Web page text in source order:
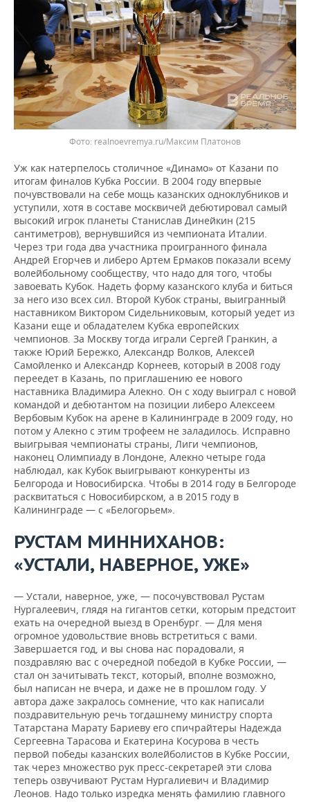
realnoevremya.ru/Максим Платонов
Уж как натерпелось столичное «Динамо» от Казани по
итогам финалов Кубка России. В 2004 году впервые
почувствовали на себе мощь казанских одноклубников и
уступили, хотя в составе москвичей дебютировал самый
высокий игрок планеты Станислав Динейкин (215
сантиметров), вернувшийся из чемпионата Италии.
Через три года два участника проигранного финала
Андрей Егорчев и либеро Артем Ермаков показали всему
волейбольному сообществу, что надо для того, чтобы
завоевать Кубок. Надеть форму казанского клуба и биться
за него изо всех сил. Второй Кубок страны, выигранный
наставником Виктором Сидельниковым, который уедет из
Казани еще и обладателем Кубка европейских
чемпионов. За Москву тогда играли Сергей Гранкин, а
также Юрий Бережко, Александр Волков, Алексей
Самойленко и Александр Корнеев, который в 2008 году
переедет в Казань, по приглашению ее нового
наставника Владимира Алекно. Он с ходу выиграл с новой
командой и дебютантом на позиции либеро Алексеем
Вербовым Кубок на арене в Калининграде в 2009 году, но
потом у Алекно с этим трофеем не заладилось. Исправно
выигрывая чемпионаты страны, Лиги чемпионов,
наконец Олимпиаду в Лондоне, Алекно четыре года
наблюдал, как Кубок выигрывают конкуренты из
Белгорода и Новосибирска. Чтобы в 2014 году в Белгороде
расквитаться с Новосибирском, а в 2015 году в
Калининграде — с «Белогорьем».
РУСТАМ МИННИХАНОВ:
«УСТАЛИ, НАВЕРНОЕ, УЖЕ»
— Устали, наверное, уже, — посочувствовал Рустам
Нургалеевич, глядя на гигантов сетки, которым предстоит
ехать на очередной выезд в Оренбург. — Для меня
огромное удовольствие вновь встретиться с вами.
Завершается год, и вы снова нас порадовали, я
поздравляю вас с очередной победой в Кубке России, —
стал он зачитывать текст, который, вполне возможно,
был написан не вчера, и даже не в прошлом году. У
автора даже закралось сомнение, что как написали
поздравительную речь тогдашнему министру спорта
Татарстана Марату Бариеву его спичрайтеры Надежда
Сергеевна Тарасова и Екатерина Косурова в честь
первой победы казанских волейболистов в Кубке России,
так через множество рук пресс-секретарей эти слова
теперь озвучивают Рустам Нургалиевич и Владимир
Леонов. Надо только изредка менять фамилию главного